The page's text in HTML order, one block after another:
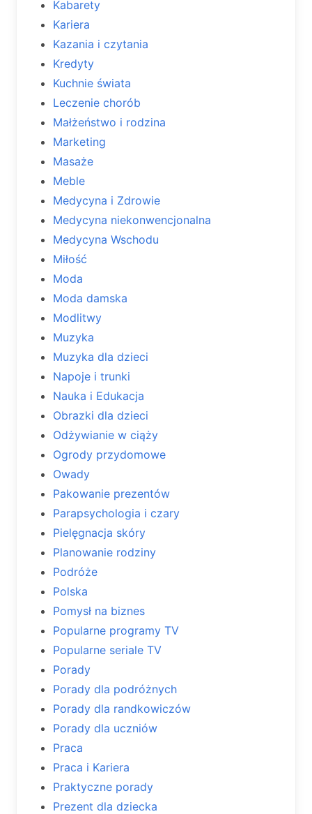
Kabarety
Kariera
Kazania i czytania
Kredyty
Kuchnie świata
Leczenie chorób
Małżeństwo i rodzina
Marketing
Masaże
Meble
Medycyna i Zdrowie
Medycyna niekonwencjonalna
Medycyna Wschodu
Miłość
Moda
Moda damska
Modlitwy
Muzyka
Muzyka dla dzieci
Napoje i trunki
Nauka i Edukacja
Obrazki dla dzieci
Odżywianie w ciąży
Ogrody przydomowe
Owady
Pakowanie prezentów
Parapsychologia i czary
Pielęgnacja skóry
Planowanie rodziny
Podróże
Polska
Pomysł na biznes
Popularne programy TV
Popularne seriale TV
Porady
Porady dla podróżnych
Porady dla randkowiczów
Porady dla uczniów
Praca
Praca i Kariera
Praktyczne porady
Prezent dla dziecka